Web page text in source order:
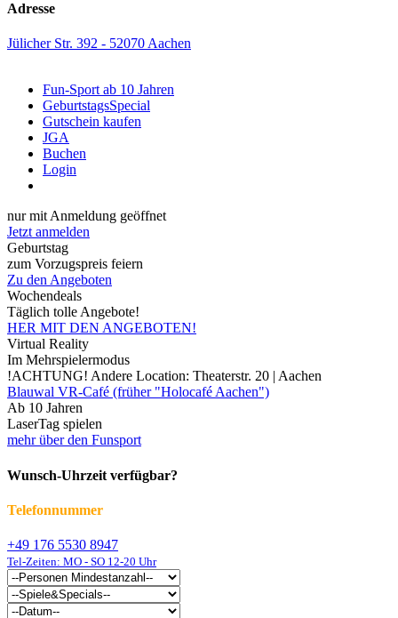
Adresse
Jülicher Str. 392 - 52070 Aachen
Fun-Sport ab 10 Jahren
GeburtstagsSpecial
Gutschein kaufen
JGA
Buchen
Login
nur mit Anmeldung geöffnet
Jetzt anmelden
Geburtstag
zum Vorzugspreis feiern
Zu den Angeboten
Wochendeals
Täglich tolle Angebote!
HER MIT DEN ANGEBOTEN!
Virtual Reality
Im Mehrspielermodus
!ACHTUNG! Andere Location: Theaterstr. 20 | Aachen
Blauwal VR-Café (früher "Holocafé Aachen")
Ab 10 Jahren
LaserTag spielen
mehr über den Funsport
Wunsch-Uhrzeit verfügbar?
Telefonnummer
+49 176 5530 8947
Tel-Zeiten: MO - SO 12-20 Uhr